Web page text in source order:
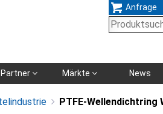
Navigation
Anfrage
Partner Märkte News
PTFE-Wellendichtring